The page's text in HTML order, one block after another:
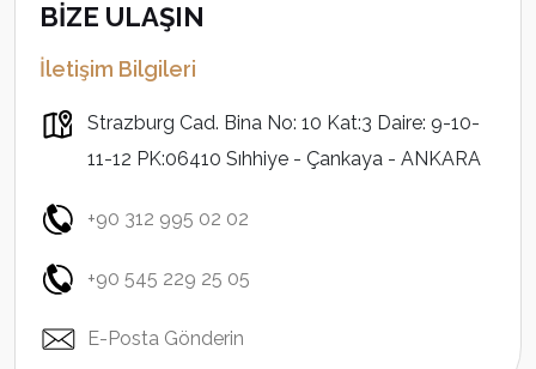
BİZE ULAŞIN
İletişim Bilgileri
Strazburg Cad. Bina No: 10 Kat:3 Daire: 9-10-
11-12 PK:06410 Sıhhiye - Çankaya - ANKARA
+90 312 995 02 02
+90 545 229 25 05
E-Posta Gönderin